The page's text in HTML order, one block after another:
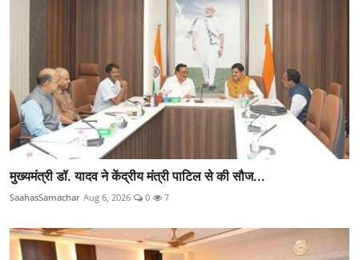
मुख्यमंत्री डॉ. यादव ने केंद्रीय मंत्री पाटिल से की सौज...
SaahasSamachar Aug 6, 2026 0 7